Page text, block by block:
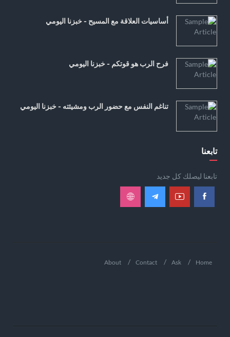
أساسيات العلاقة مع المسيح - خبزنا اليومي
فرح الرب هو قوتكم - خبزنا اليومي
تناغم النفس مع حضور الرب ومشيئته - خبزنا اليومي
تابعنا
تابعنا ليصلك كل جديد
Home
Ask
Contact
About